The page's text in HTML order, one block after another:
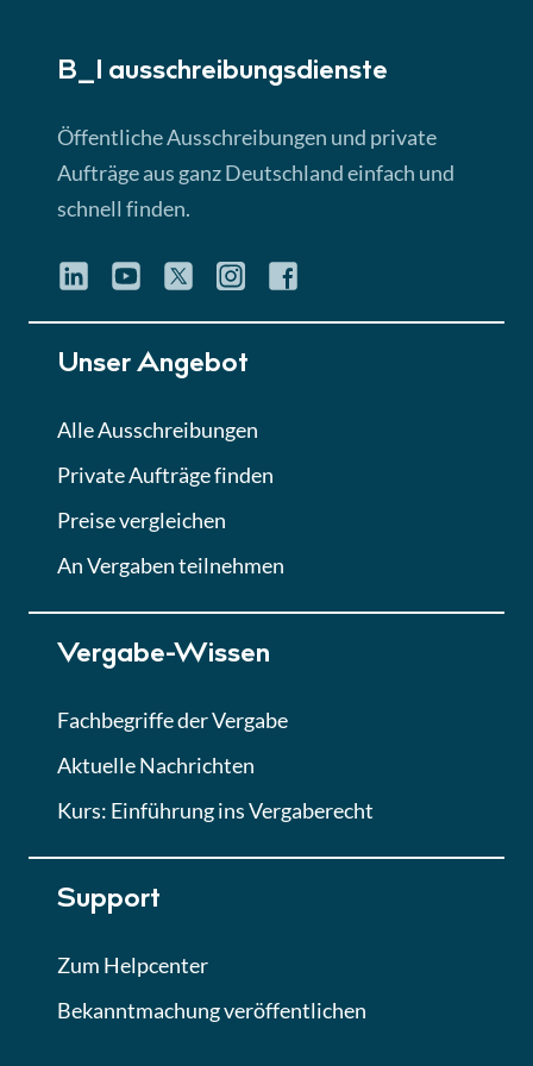
Lektion 3
► 4:31 Min
Quiz
Eignung im Vergabeverfahren
Lektion 6
Abgabe von Angeboten
Lektion
Lektion 7
Finales Quiz
B_I ausschreibungs­dienste
Öffentliche Ausschreibungen und private
Aufträge aus ganz Deutschland einfach und
schnell finden.
Unser Angebot
Alle Ausschreibungen
Private Aufträge finden
Preise vergleichen
An Vergaben teilnehmen
Vergabe-Wissen
Fachbegriffe der Vergabe
Aktuelle Nachrichten
Kurs: Einführung ins Vergaberecht
Support
Zum Helpcenter
Bekanntmachung veröffentlichen